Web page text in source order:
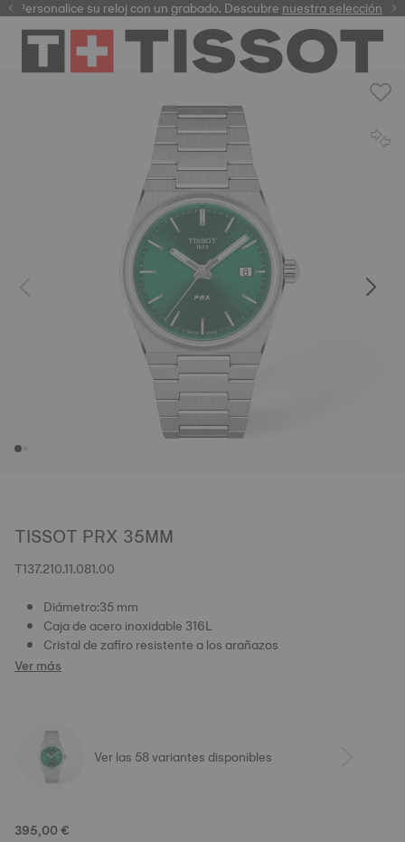
Personalice su reloj con un grabado. Descubrenuestra selección
garantía digital
TISSOT PRX 35MM
T137.210.11.081.00
Diámetro:35 mm
Caja de acero inoxidable 316L
Cristal de zafiro resistente a los arañazos
Ver más
Ver las 58 variantes disponibles
395,00 €